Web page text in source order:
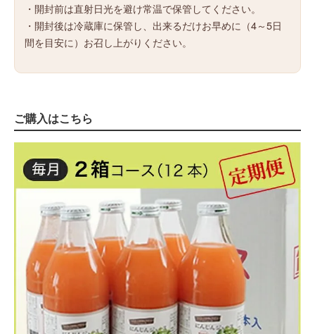
・開封前は直射日光を避け常温で保管してください。
・開封後は冷蔵庫に保管し、出来るだけお早めに（4～5日
間を目安に）お召し上がりください。
ご購入はこちら